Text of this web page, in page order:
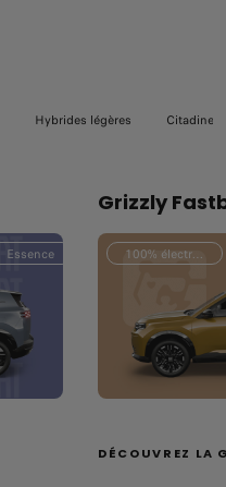
Hybrides légères Citadines
Essence
Grizzly
100% électrique
DÉCOUVREZ LA